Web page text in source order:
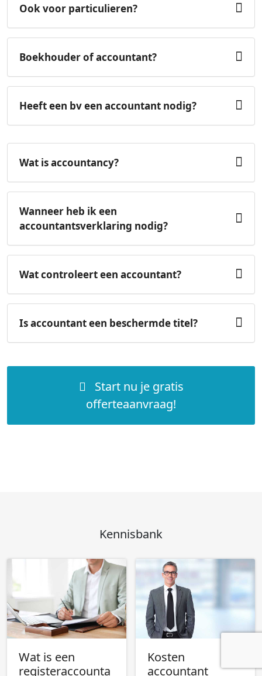
Ook voor particulieren?
Boekhouder of accountant?
Heeft een bv een accountant nodig?
Wat is accountancy?
Wanneer heb ik een
accountantsverklaring nodig?
Wat controleert een accountant?
Is accountant een beschermde titel?
Start nu je gratis
offerteaanvraag!
Kennisbank
Wat is een
registeraccounta
Kosten
accountant